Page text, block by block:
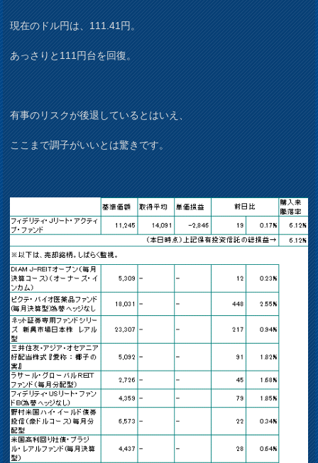
現在のドル円は、111.41円。
あっさりと111円台を回復。
有事のリスクが後退しているとはいえ、
ここまで調子がいいとは驚きです。